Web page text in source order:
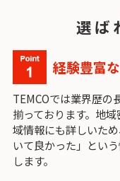
選ば
経験豊富
TEMCOでは業界歴の
揃っております。地
域情報にも詳しいた
いて良かった」とい
します。